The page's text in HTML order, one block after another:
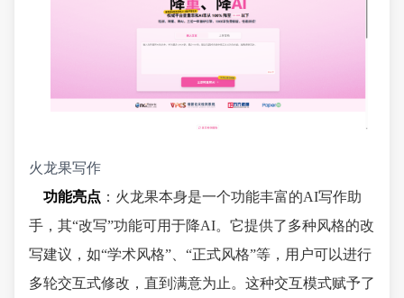
火龙果写作
功能亮点 ：火龙果本身是一个功能丰富的AI写作助
手，其“改写”功能可用于降AI。它提供了多种风格的改
写建议，如“学术风格”、“正式风格”等，用户可以进行
多轮交互式修改，直到满意为止。这种交互模式赋予了